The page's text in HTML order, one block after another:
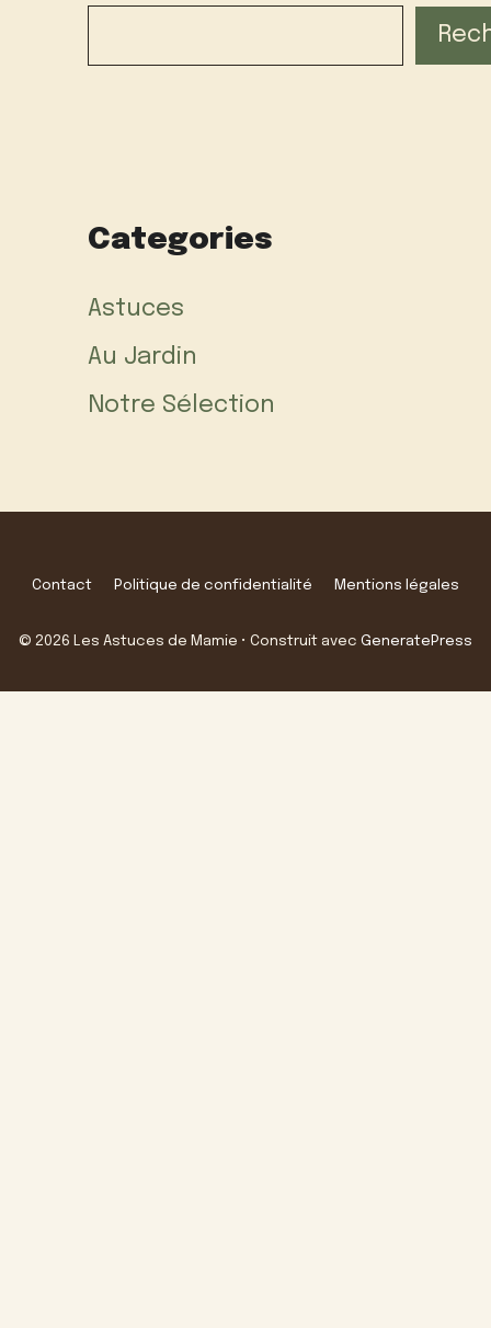
Categories
Astuces
Au Jardin
Notre Sélection
Contact Politique de confidentialité Mentions légales
© 2026 Les Astuces de Mamie • Construit avec GeneratePress